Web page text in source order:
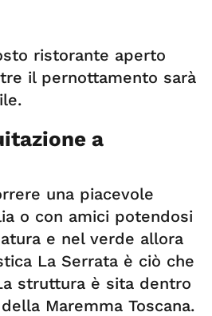
ristorante aperto
il pernottamento sarà
a
una piacevole
o con amici potendosi
e nel verde allora
La Serrata è ciò che
struttura è sita dentro
Maremma Toscana.